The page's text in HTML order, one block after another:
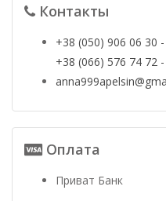
Контакты
+38 (050) 906 06 30
+38 (066) 576 74 72
Оплата
Приват Банк